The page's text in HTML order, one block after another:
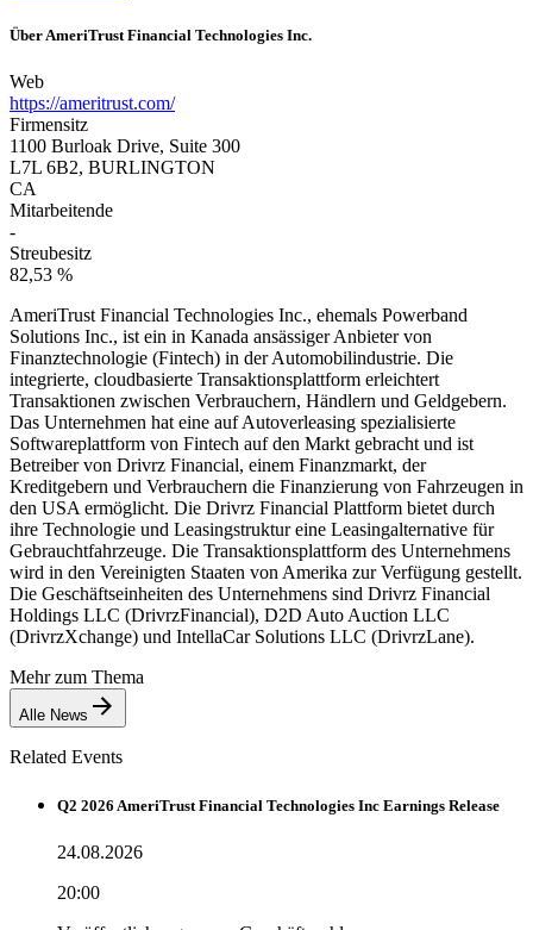
Über AmeriTrust Financial Technologies Inc.
Web
https://ameritrust.com/
Firmensitz
1100 Burloak Drive, Suite 300
L7L 6B2, BURLINGTON
CA
Mitarbeitende
-
Streubesitz
82,53 %
AmeriTrust Financial Technologies Inc., ehemals Powerband
Solutions Inc., ist ein in Kanada ansässiger Anbieter von
Finanztechnologie (Fintech) in der Automobilindustrie. Die
integrierte, cloudbasierte Transaktionsplattform erleichtert
Transaktionen zwischen Verbrauchern, Händlern und Geldgebern.
Das Unternehmen hat eine auf Autoverleasing spezialisierte
Softwareplattform von Fintech auf den Markt gebracht und ist
Betreiber von Drivrz Financial, einem Finanzmarkt, der
Kreditgebern und Verbrauchern die Finanzierung von Fahrzeugen in
den USA ermöglicht. Die Drivrz Financial Plattform bietet durch
ihre Technologie und Leasingstruktur eine Leasingalternative für
Gebrauchtfahrzeuge. Die Transaktionsplattform des Unternehmens
wird in den Vereinigten Staaten von Amerika zur Verfügung gestellt.
Die Geschäftseinheiten des Unternehmens sind Drivrz Financial
Holdings LLC (DrivrzFinancial), D2D Auto Auction LLC
(DrivrzXchange) und IntellaCar Solutions LLC (DrivrzLane).
Mehr zum Thema
Alle News
Related Events
Q2 2026 AmeriTrust Financial Technologies Inc Earnings Release
24.08.2026
20:00